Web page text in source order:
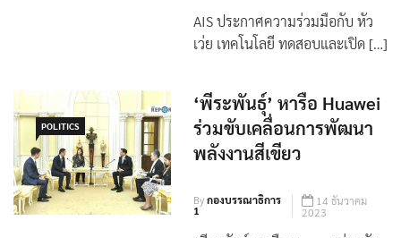
AIS ประกาศความร่วมมือกับ หัว
เว่ย เทคโนโลยี ทดสอบและเปิด […]
POLITICS
‘พีระพันธุ์’ หารือ Huawei
ร่วมขับเคลื่อนการพัฒนา
พลังงานสีเขียว
Byกองบรรณาธิการ
1
14 ธันวาคม
2023